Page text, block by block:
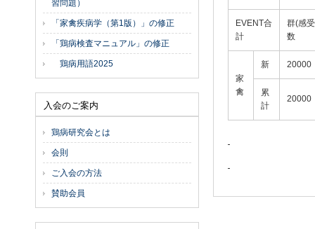
EVENT合
計
群(感
数
家
禽
新 20000
累
計
20000
習問題）
「家禽疾病学（第1版）」の修正
「鶏病検査マニュアル」の修正
鶏病用語2025
入会のご案内
鶏病研究会とは
会則
ご入会の方法
賛助会員